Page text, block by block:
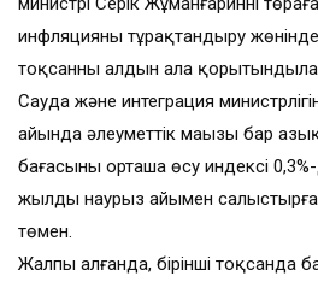
инфляцияны тұрақтандыру жөніндегі
тоқсанның алдын ала
Сауда және интеграция
айында әлеуметтік маңызы бар
бағасының орташа өсу индексі
жылдың наурыз айымен
төмен.
Жалпы алғанда, бірінші тоқсанда